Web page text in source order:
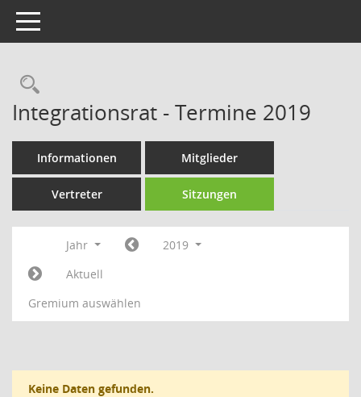
Toggle navigation
Rechercheauswahl
Integrationsrat - Termine 2019
Informationen Mitglieder
Vertreter Sitzungen
Jahr
2019
Aktuell
Gremium auswählen
Keine Daten gefunden.